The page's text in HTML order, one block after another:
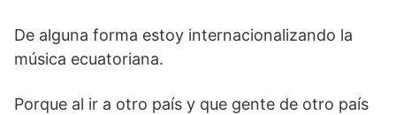
De alguna forma estoy internacionalizando la
música ecuatoriana.
Porque al ir a otro país y que gente de otro país